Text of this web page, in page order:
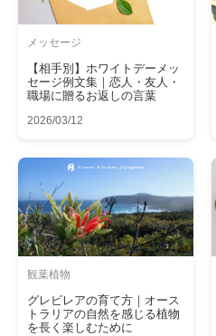
メッセージ
【相手別】ホワイトデーメッ
セージ例文集｜恋人・友人・
職場に贈るお返しの言葉
2026/03/12
観葉植物
グレビレアの育て方｜オース
トラリアの自然を感じる植物
を長く楽しむために